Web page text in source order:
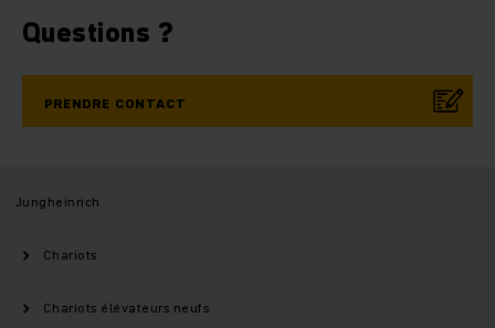
Questions ?
PRENDRE CONTACT
Jungheinrich
Chariots
Chariots élévateurs neufs